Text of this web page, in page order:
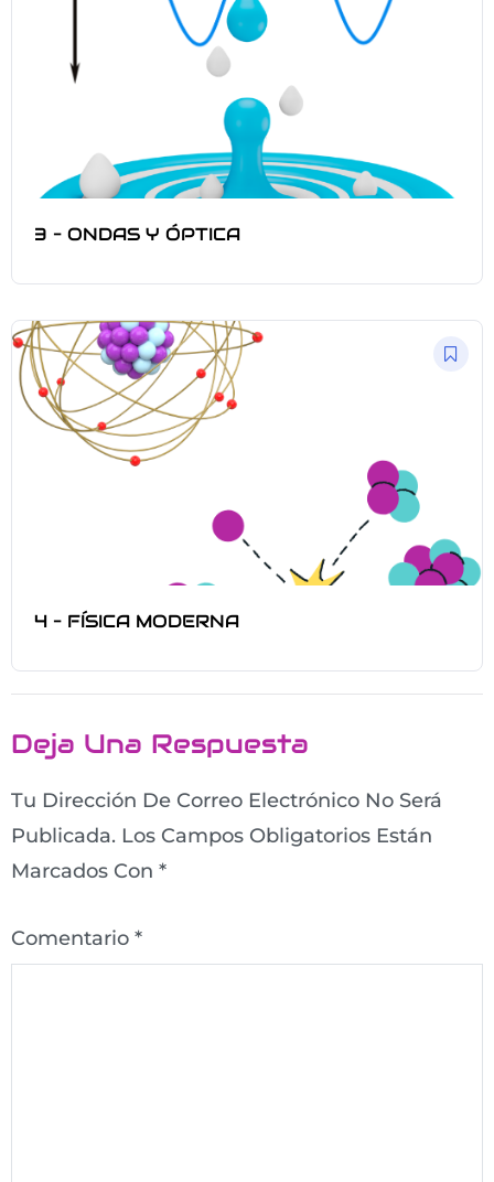
3 – ONDAS Y ÓPTICA
4 – FÍSICA MODERNA
Deja Una Respuesta
Tu Dirección De Correo Electrónico No Será
Publicada. Los Campos Obligatorios Están
Marcados Con *
Comentario *